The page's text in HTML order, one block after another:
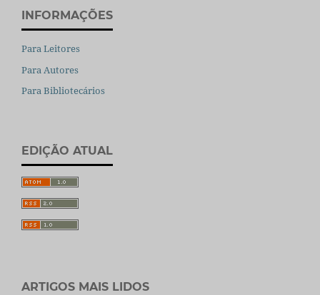
INFORMAÇÕES
Para Leitores
Para Autores
Para Bibliotecários
EDIÇÃO ATUAL
ARTIGOS MAIS LIDOS